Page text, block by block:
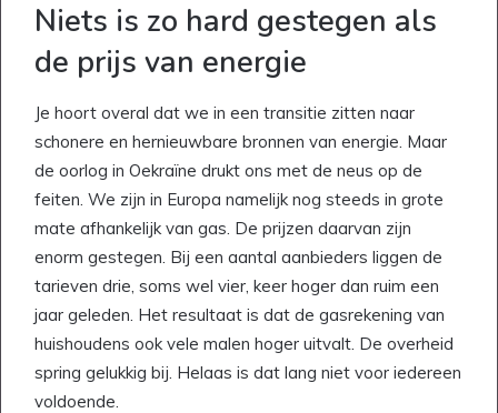
Niets is zo hard gestegen als
de prijs van energie
Je hoort overal dat we in een transitie zitten naar
schonere en hernieuwbare bronnen van energie. Maar
de oorlog in Oekraïne drukt ons met de neus op de
feiten. We zijn in Europa namelijk nog steeds in grote
mate afhankelijk van gas. De prijzen daarvan zijn
enorm gestegen. Bij een aantal aanbieders liggen de
tarieven drie, soms wel vier, keer hoger dan ruim een
jaar geleden. Het resultaat is dat de gasrekening van
huishoudens ook vele malen hoger uitvalt. De overheid
spring gelukkig bij. Helaas is dat lang niet voor iedereen
voldoende.